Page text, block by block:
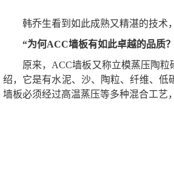
韩乔生看到如此成熟又精湛的技术
“为何ACC墙板有如此卓越的品质
原来，ACC墙板又称立模蒸压陶
绍，它是有水泥、沙、陶粒、纤维、
墙板必须经过高温蒸压等多种混合工艺